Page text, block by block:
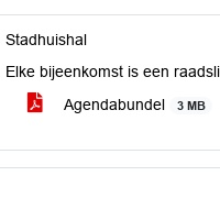
Stadhuishal
Elke bijeenkomst is een
Agendabundel 3 MB